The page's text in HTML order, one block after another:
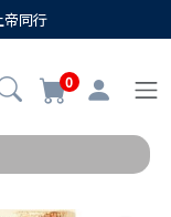
帝同行
0